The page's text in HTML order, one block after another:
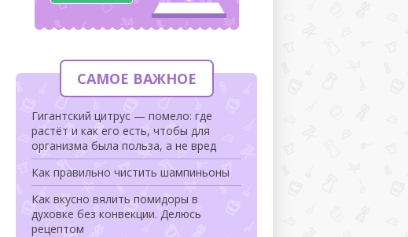
САМОЕ ВАЖНОЕ
Гигантский цитрус — помело: где
растёт и как его есть, чтобы для
организма была польза, а не вред
Как правильно чистить шампиньоны
Как вкусно вялить помидоры в
духовке без конвекции. Делюсь
рецептом